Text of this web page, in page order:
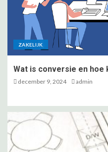
ZAKELIJK
Wat is conversie en
december 9, 2024 admin